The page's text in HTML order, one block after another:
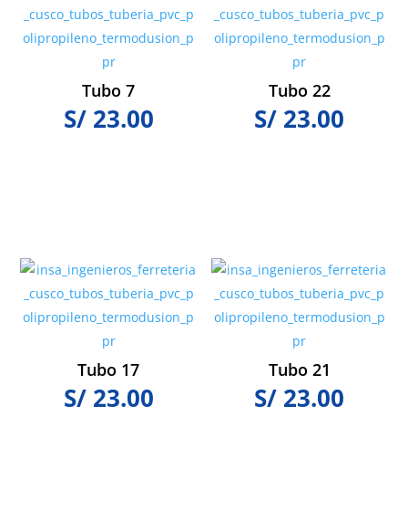
Tubo 7
S/23.00
Tubo 22
S/ 23.00
Tubo 17
S/23.00
Tubo 21
S/ 23.00